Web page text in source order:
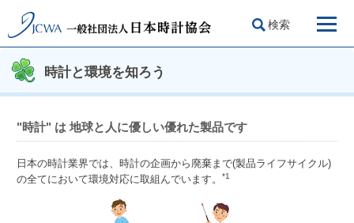
検索
時計と環境を知ろう
"時計" は 地球と人に優しい優れた製品です
日本の時計業界では、時計の企画から廃棄まで(製品ライフサイクル)
の全てにおいて環境対応に取組んでいます。
*1